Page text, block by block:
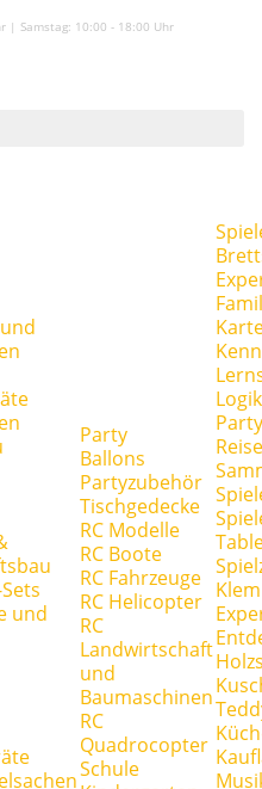
| Samstag: 10:00 - 18:00 Uhr
und
Party
Ballons
Partyzubehör
Tischgedecke
RC Modelle
RC Boote
RC Fahrzeuge
RC Helicopter
RC
Landwirtschaft
und
Baumaschinen
RC
Quadrocopter
Schule